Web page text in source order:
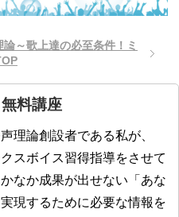
～歌上達の必至条件！ミ
料講座
理論創設者である私が、
スボイス習得指導をさせて
なか成果が出せない「あな
現するために必要な情報を